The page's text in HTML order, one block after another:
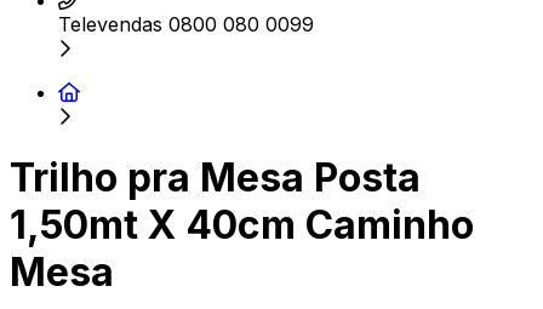
Televendas 0800 080 0099
Trilho pra Mesa Posta
1,50mt X 40cm Caminho
Mesa